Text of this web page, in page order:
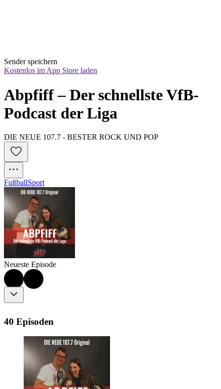
Sender speichern
Kostenlos im App Store laden
Abpfiff – Der schnellste VfB-
Podcast der Liga
DIE NEUE 107.7 - BESTER ROCK UND POP
FußballSport
Neueste Episode
40 Episoden